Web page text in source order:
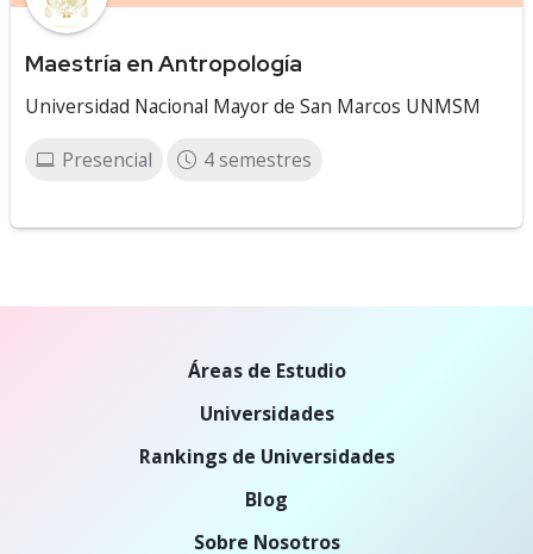
Maestría en Antropología
Universidad Nacional Mayor de San Marcos UNMSM
Presencial 4 semestres
Áreas de Estudio
Universidades
Rankings de Universidades
Blog
Sobre Nosotros